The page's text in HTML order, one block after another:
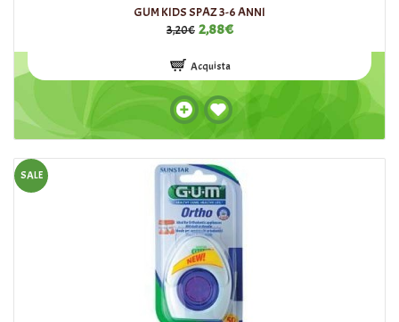
GUM KIDS SPAZ 3-6 ANNI
3,20€ 2,88€
Acquista
SALE